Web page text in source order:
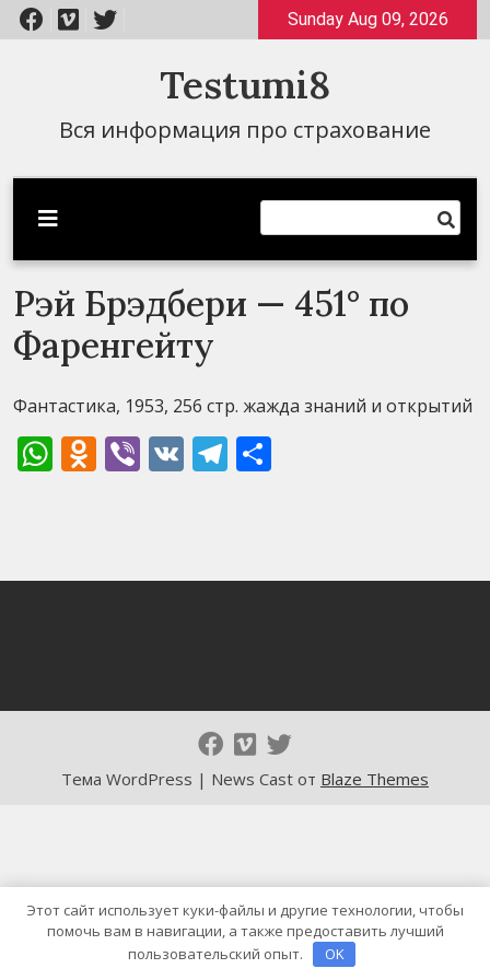
Перейти
к
Sunday Aug 09, 2026
Testumi8
Вся информация про страхование
Рэй Брэдбери — 451° по
Фаренгейту
Фантастика, 1953, 256 стр. жажда знаний и открытий
WhatsApp
Odnoklassniki
Viber
VK Telegram
Тема WordPress | News Cast от Blaze Themes
Этот сайт использует куки-файлы и другие технологии, чтобы
помочь вам в навигации, а также предоставить лучший
пользовательский опыт.
OK